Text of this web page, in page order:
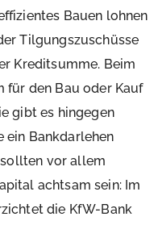
Bauen lohnen
Tilgungszuschüsse
Kreditsumme. Beim
für den Bau oder Kauf
gibt es hingegen
ein Bankdarlehen
vor allem
achtsam sein: Im
die KfW-Bank